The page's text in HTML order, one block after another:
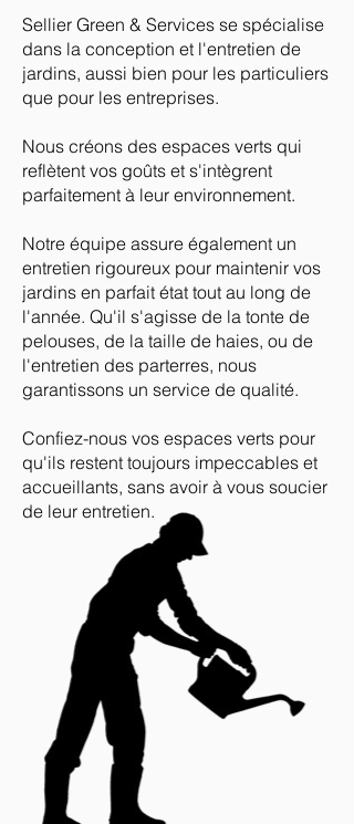
Sellier Green & Services se spécialise
dans la conception et l'entretien de
jardins, aussi bien pour les particuliers
que pour les entreprises.
Nous créons des espaces verts qui
reflètent vos goûts et s'intègrent
parfaitement à leur environnement.
Notre équipe assure également un
entretien rigoureux pour maintenir vos
jardins en parfait état tout au long de
l'année. Qu'il s'agisse de la tonte de
pelouses, de la taille de haies, ou de
l'entretien des parterres, nous
garantissons un service de qualité.
Confiez-nous vos espaces verts pour
qu'ils restent toujours impeccables et
accueillants, sans avoir à vous soucier
de leur entretien.